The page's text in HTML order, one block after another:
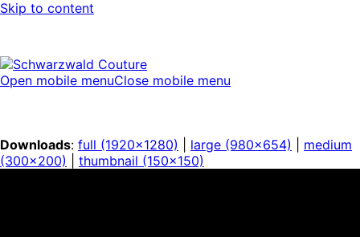
Skip to content
Open mobile menuClose mobile menu
Downloads: full (1920x1280) large (980x654)
medium
(300x200)
thumbnail (150x150)